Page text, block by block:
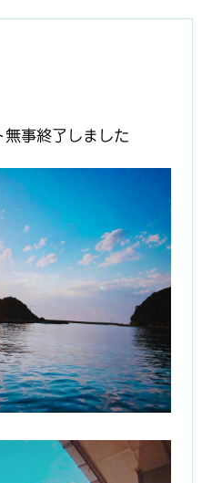
事終了しました